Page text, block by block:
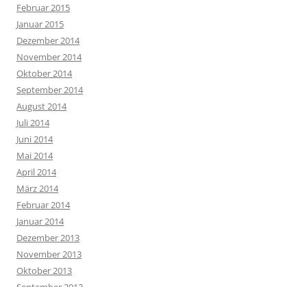
Februar 2015
Januar 2015
Dezember 2014
November 2014
Oktober 2014
September 2014
August 2014
Juli 2014
Juni 2014
Mai 2014
April 2014
März 2014
Februar 2014
Januar 2014
Dezember 2013
November 2013
Oktober 2013